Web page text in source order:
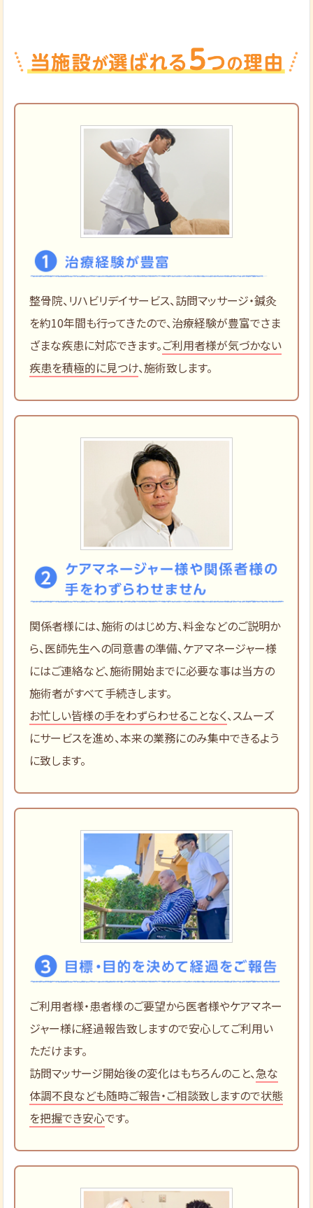
整骨院、リハビリデイサービス、訪問マッサージ・鍼灸
を約10年間も行ってきたので、治療経験が豊富でさま
ざまな疾患に対応できます。ご利用者様が気づかない
疾患を積極的に見つけ、施術致します。
関係者様には、施術のはじめ方、料金などのご説明か
ら、医師先生への同意書の準備、ケアマネージャー様
にはご連絡など、施術開始までに必要な事は当方の
施術者がすべて手続きします。
お忙しい皆様の手をわずらわせることなく、スムーズ
にサービスを進め、本来の業務にのみ集中できるよう
に致します。
ご利用者様・患者様のご要望から医者様やケアマネー
ジャー様に経過報告致しますので安心してご利用い
ただけます。
訪問マッサージ開始後の変化はもちろんのこと、急な
体調不良なども随時ご報告・ご相談致しますので状態
を把握でき安心です。